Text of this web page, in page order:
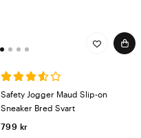
Safety Jogger Maud Slip-on
Sneaker Bred Svart
799 kr